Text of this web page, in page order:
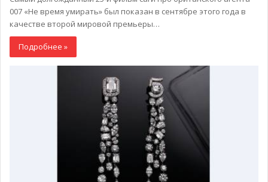
007 «Не время умирать» был показан в сентябре этого года в
качестве второй мировой премьеры…
Подробнее »